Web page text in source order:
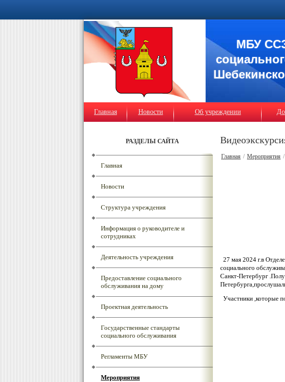
МБУ
Главная Новости Об учреждении
РАЗДЕЛЫ САЙТА
Главная
Новости
Структура учреждения
Информация о руководителе и
сотрудниках
Деятельность учреждения
Предоставление социального
обслуживания на дому
Проектная деятельность
Государственные стандарты
социального обслуживания
Регламенты МБУ
Мероприятия
Главная / Мероприятия
27 мая 2024 г.в
социального
Санкт-Петербург
Участники ,которые